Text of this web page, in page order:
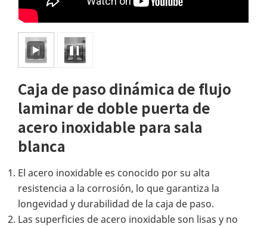
Caja de paso dinámica de flujo
laminar de doble puerta de
acero inoxidable para sala
blanca
El acero inoxidable es conocido por su alta
resistencia a la corrosión, lo que garantiza la
longevidad y durabilidad de la caja de paso.
Las superficies de acero inoxidable son lisas y no